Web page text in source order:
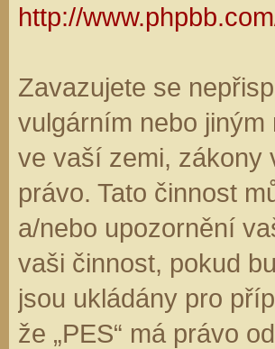
http://
Zavazujete se
vulgárním nebo
ve vaší zemi, zákony
právo. Tato činnost
a/nebo upozornění
vaši činnost, pokud
jsou ukládány pro
že „PES“ má právo